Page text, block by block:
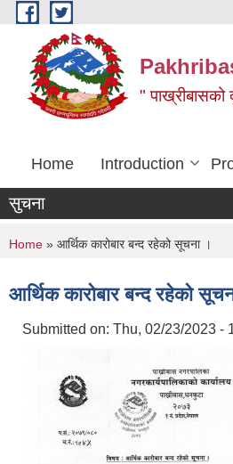
Skip to main content
" पाख्रीबासको
Home Introduction
सुचना
You are here
Home » आर्थिक कारोबार बन्द रहेको सूचना ।
आर्थिक कारोबार बन्द रहेको
Submitted on: Thu, 02/23/2023 -